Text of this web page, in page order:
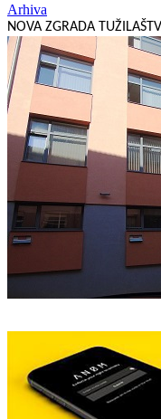
Arhiva
NOVA ZGRADA